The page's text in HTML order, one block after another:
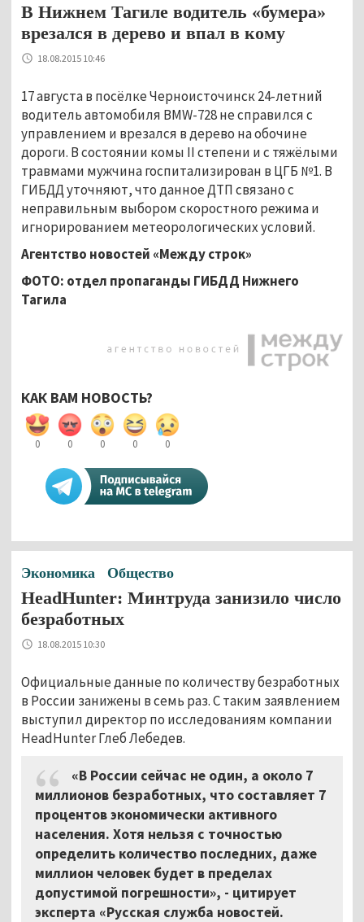
В Нижнем Тагиле водитель «бумера»
врезался в дерево и впал в кому
18.08.2015 10:46
17 августа в посёлке Черноисточинск 24-летний
водитель автомобиля BMW-728 не справился с
управлением и врезался в дерево на обочине
дороги. В состоянии комы II степени и с тяжёлыми
травмами мужчина госпитализирован в ЦГБ №1. В
ГИБДД уточняют, что данное ДТП связано с
неправильным выбором скоростного режима и
игнорированием метеорологических условий.
Агентство новостей «Между строк»
ФОТО: отдел пропаганды ГИБДД Нижнего
Тагила
КАК ВАМ НОВОСТЬ?
0 0 0 0 0
Экономика Общество
HeadHunter: Минтруда занизило число
безработных
18.08.2015 10:30
Официальные данные по количеству безработных
в России занижены в семь раз. С таким заявлением
выступил директор по исследованиям компании
HeadHunter Глеб Лебедев.
«В России сейчас не один, а около 7
миллионов безработных, что составляет 7
процентов экономически активного
населения. Хотя нельзя с точностью
определить количество последних, даже
миллион человек будет в пределах
допустимой погрешности», - цитирует
эксперта «Русская служба новостей.